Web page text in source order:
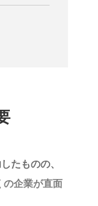
たものの、
企業が直面